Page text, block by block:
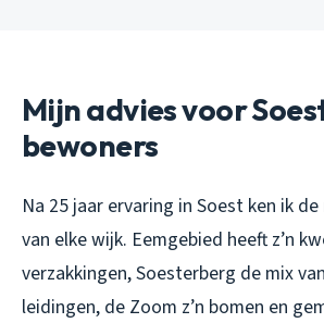
Mijn advies voor
bewoners
Na 25 jaar ervaring in Soest ken ik
van elke wijk. Eemgebied heeft z’n
verzakkingen, Soesterberg de mix
leidingen, de Zoom z’n bomen en